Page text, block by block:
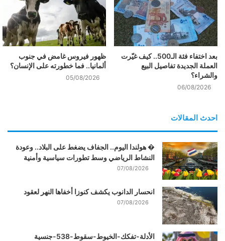
بعد اختفاء فئة الـ500.. كيف غيّرت
العملة الجديدة تفاصيل البيع
والشراء؟
06/08/2026
ظهور فيروس غامض في جنوب
ألمانيا.. فما خطورته على الإنسان؟
05/08/2026
احدث المقالات
� هولندا اليوم.. الجفاف يضغط على البلاد.. وعودة
النشاط الرياضي وسط تطورات سياسية وأمنية
07/08/2026
انحسار الدانوب يكشف كنوزا أخفاها النهر لعقود
07/08/2026
الأدلة-تفكك-الخيوط-سقوط-538-جنسية